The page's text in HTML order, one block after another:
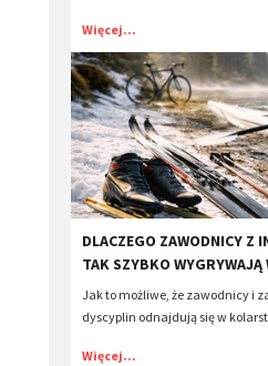
Więcej...
DLACZEGO ZAWODNICY Z
TAK SZYBKO WYGRYWAJĄ
Jak to możliwe, że zawodnicy i
dyscyplin odnajdują się w
Więcej...